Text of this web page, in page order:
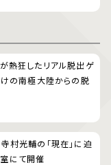
熱狂したリアル脱出ゲ
けの南極大陸からの脱
村光輔の「現在」に迫
にて開催